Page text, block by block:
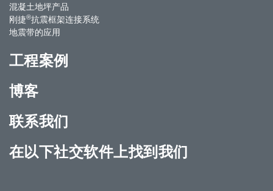
混凝土地坪产品
刚捷®抗震框架连接系统
地震带的应用
工程案例
博客
联系我们
在以下社交软件上找到我们